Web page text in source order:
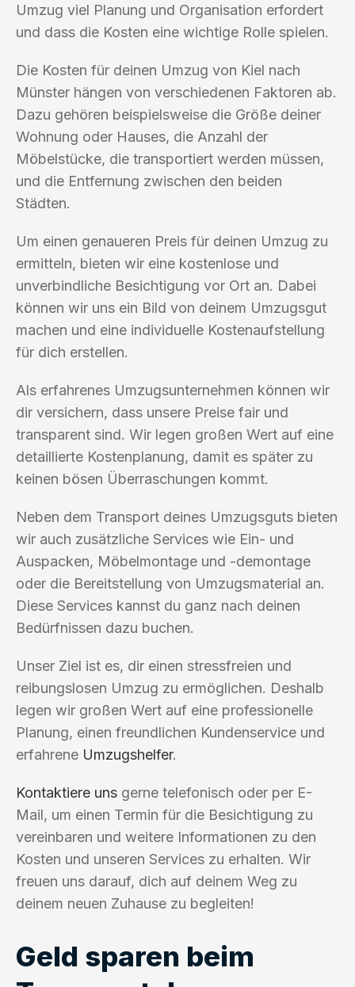
Umzug viel Planung und Organisation erfordert
und dass die Kosten eine wichtige Rolle spielen.
Die Kosten für deinen Umzug von Kiel nach
Münster hängen von verschiedenen Faktoren ab.
Dazu gehören beispielsweise die Größe deiner
Wohnung oder Hauses, die Anzahl der
Möbelstücke, die transportiert werden müssen,
und die Entfernung zwischen den beiden
Städten.
Um einen genaueren Preis für deinen Umzug zu
ermitteln, bieten wir eine kostenlose und
unverbindliche Besichtigung vor Ort an. Dabei
können wir uns ein Bild von deinem Umzugsgut
machen und eine individuelle Kostenaufstellung
für dich erstellen.
Als erfahrenes Umzugsunternehmen können wir
dir versichern, dass unsere Preise fair und
transparent sind. Wir legen großen Wert auf eine
detaillierte Kostenplanung, damit es später zu
keinen bösen Überraschungen kommt.
Neben dem Transport deines Umzugsguts bieten
wir auch zusätzliche Services wie Ein- und
Auspacken, Möbelmontage und -demontage
oder die Bereitstellung von Umzugsmaterial an.
Diese Services kannst du ganz nach deinen
Bedürfnissen dazu buchen.
Unser Ziel ist es, dir einen stressfreien und
reibungslosen Umzug zu ermöglichen. Deshalb
legen wir großen Wert auf eine professionelle
Planung, einen freundlichen Kundenservice und
erfahrene Umzugshelfer.
Kontaktiere uns gerne telefonisch oder per E-
Mail, um einen Termin für die Besichtigung zu
vereinbaren und weitere Informationen zu den
Kosten und unseren Services zu erhalten. Wir
freuen uns darauf, dich auf deinem Weg zu
deinem neuen Zuhause zu begleiten!
Geld sparen beim